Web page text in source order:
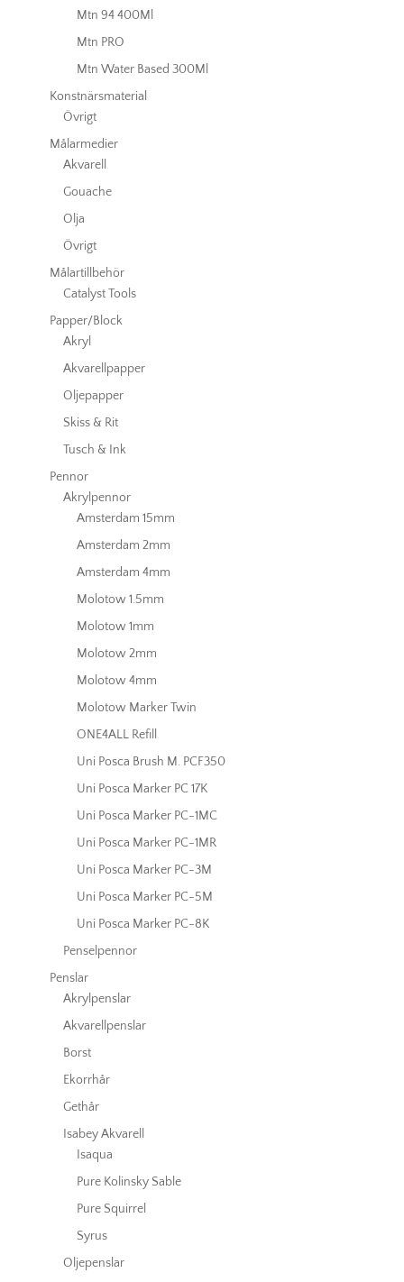
Mtn 94 400Ml
Mtn PRO
Mtn Water Based 300Ml
Konstnärsmaterial
Övrigt
Målarmedier
Akvarell
Gouache
Olja
Övrigt
Målartillbehör
Catalyst Tools
Papper/Block
Akryl
Akvarellpapper
Oljepapper
Skiss & Rit
Tusch & Ink
Pennor
Akrylpennor
Amsterdam 15mm
Amsterdam 2mm
Amsterdam 4mm
Molotow 1.5mm
Molotow 1mm
Molotow 2mm
Molotow 4mm
Molotow Marker Twin
ONE4ALL Refill
Uni Posca Brush M. PCF350
Uni Posca Marker PC 17K
Uni Posca Marker PC-1MC
Uni Posca Marker PC-1MR
Uni Posca Marker PC-3M
Uni Posca Marker PC-5M
Uni Posca Marker PC-8K
Penselpennor
Penslar
Akrylpenslar
Akvarellpenslar
Borst
Ekorrhår
Gethår
Isabey Akvarell
Isaqua
Pure Kolinsky Sable
Pure Squirrel
Syrus
Oljepenslar